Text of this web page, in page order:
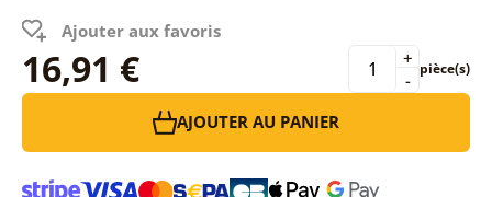
Ajouter aux favoris
16,91 € -
+ pièce(s)
AJOUTER AU PANIER